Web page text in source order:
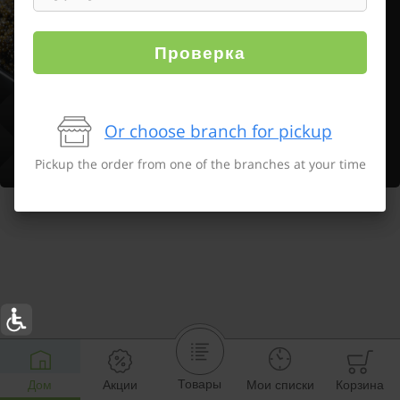
Дом Акции Товары Мои списки Корзина
Проверка
Or choose branch for pickup
Pickup the order from one of the branches at your time